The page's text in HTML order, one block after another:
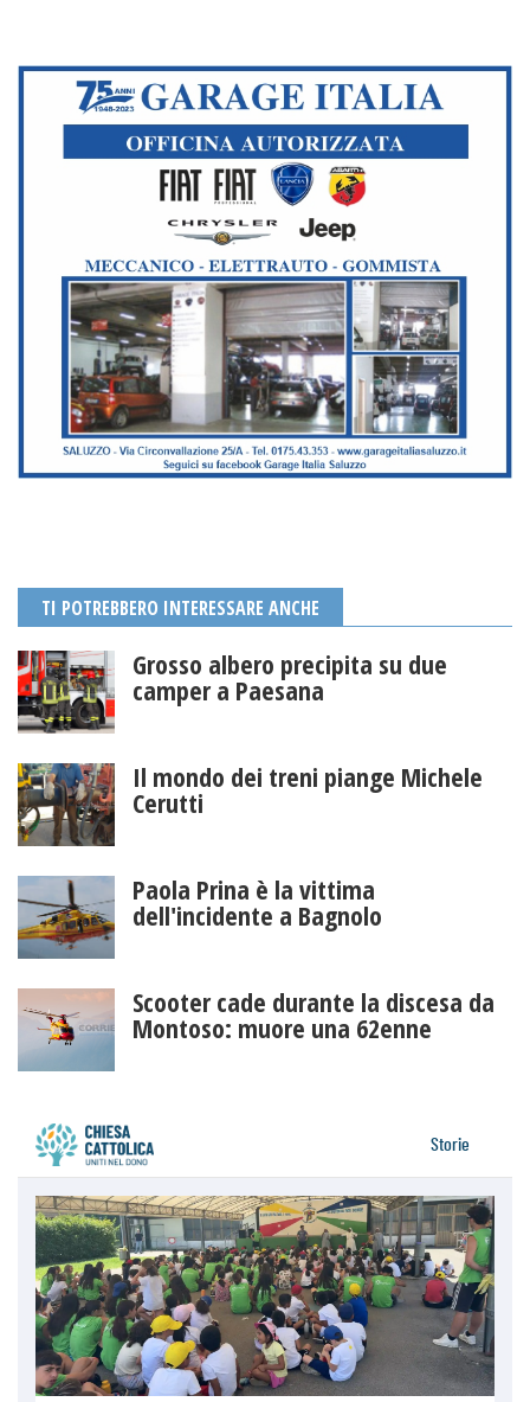
TI POTREBBERO INTERESSARE ANCHE
Grosso albero precipita su due
camper a Paesana
Il mondo dei treni piange Michele
Cerutti
Paola Prina è la vittima
dell'incidente a Bagnolo
Scooter cade durante la discesa da
Montoso: muore una 62enne